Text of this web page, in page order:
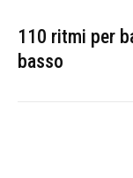
110 ritmi per
basso